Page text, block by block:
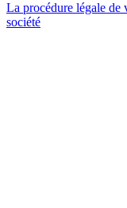
La procédure légale de
société